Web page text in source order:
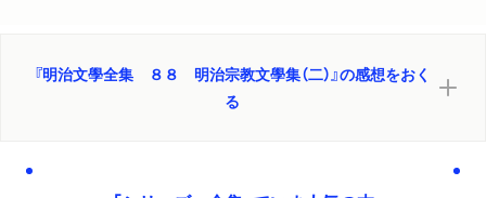
新渡戸稻造篇（武士道
石井十次篇（新刊岡山孤兒院）
『明治文學全集 ８８ 明治宗教文學集（二）』の感想をおく
る